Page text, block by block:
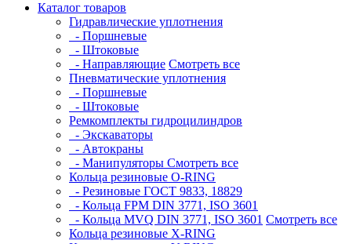
Каталог товаров
Гидравлические уплотнения
- Поршневые
- Штоковые
- Направляющие Смотреть все
Пневматические уплотнения
- Поршневые
- Штоковые
Ремкомплекты гидроцилиндров
- Экскаваторы
- Автокраны
- Манипуляторы Смотреть все
Кольца резиновые O-RING
- Резиновые ГОСТ 9833, 18829
- Кольца FPM DIN 3771, ISO 3601
- Кольца MVQ DIN 3771, ISO 3601 Смотреть все
Кольца резиновые Х-RING